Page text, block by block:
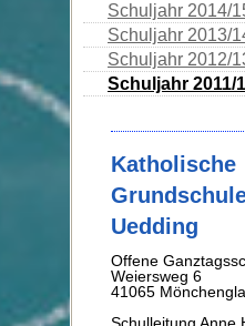
Schuljahr 2014/
Schuljahr 2013/
Schuljahr 2012/
Schuljahr 2011/
Katholische
Uedding
Offene
Weiersweg 6
41065